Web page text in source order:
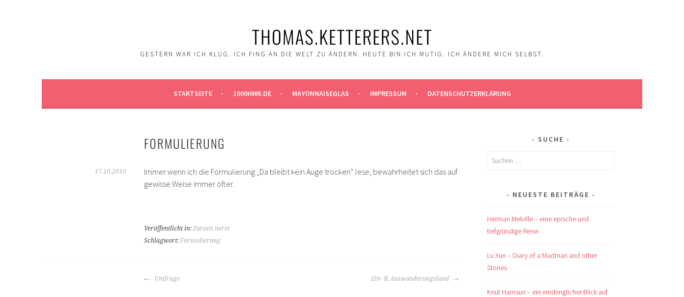
THOMAS.KETTERERS.NET
GESTERN WAR ICH KLUG. ICH FING AN DIE WELT ZU ÄNDERN. HEUTE BIN ICH MUTIG. ICH ÄNDERE MICH SELBST.
STARTSEITE 1000HMR.DE MAYONNAISEGLAS IMPRESSUM DATENSCHUTZERKLÄRUNG
FORMULIERUNG
17.10.2010
Immer wenn ich die Formulierung „Da bleibt kein Auge trocken“ lese, bewahrheitet sich das auf
gewisse Weise immer öfter.
Veröffentlicht in: Zurzeit nervt
Schlagwort: Formulierung
BEITRAGS-
Umfrage Ein- & Auswanderungsland
SUCHE
Suchen
NEUESTE BEITRÄGE
Herman Melville – eine epische und
tiefgründige Reise
Lu Xun – Diary of a Madman and other
Stories
Knut Hamsun – ein eindringlicher Blick auf